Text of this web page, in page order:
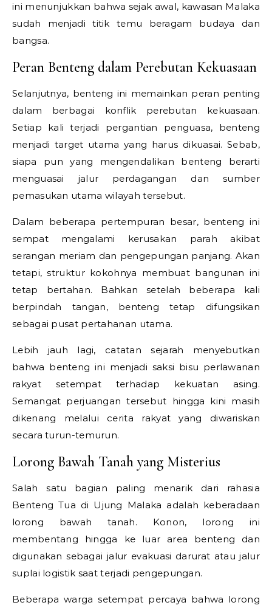
ini menunjukkan bahwa sejak awal, kawasan Malaka
sudah menjadi titik temu beragam budaya dan
bangsa.
Peran Benteng dalam Perebutan Kekuasaan
Selanjutnya, benteng ini memainkan peran penting
dalam berbagai konflik perebutan kekuasaan.
Setiap kali terjadi pergantian penguasa, benteng
menjadi target utama yang harus dikuasai. Sebab,
siapa pun yang mengendalikan benteng berarti
menguasai jalur perdagangan dan sumber
pemasukan utama wilayah tersebut.
Dalam beberapa pertempuran besar, benteng ini
sempat mengalami kerusakan parah akibat
serangan meriam dan pengepungan panjang. Akan
tetapi, struktur kokohnya membuat bangunan ini
tetap bertahan. Bahkan setelah beberapa kali
berpindah tangan, benteng tetap difungsikan
sebagai pusat pertahanan utama.
Lebih jauh lagi, catatan sejarah menyebutkan
bahwa benteng ini menjadi saksi bisu perlawanan
rakyat setempat terhadap kekuatan asing.
Semangat perjuangan tersebut hingga kini masih
dikenang melalui cerita rakyat yang diwariskan
secara turun-temurun.
Lorong Bawah Tanah yang Misterius
Salah satu bagian paling menarik dari rahasia
Benteng Tua di Ujung Malaka adalah keberadaan
lorong bawah tanah. Konon, lorong ini
membentang hingga ke luar area benteng dan
digunakan sebagai jalur evakuasi darurat atau jalur
suplai logistik saat terjadi pengepungan.
Beberapa warga setempat percaya bahwa lorong